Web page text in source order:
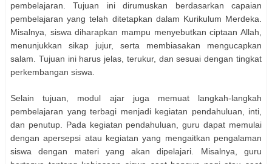
pembelajaran. Tujuan ini dirumuskan berdasarkan capaian
pembelajaran yang telah ditetapkan dalam Kurikulum Merdeka.
Misalnya, siswa diharapkan mampu menyebutkan ciptaan Allah,
menunjukkan sikap jujur, serta membiasakan mengucapkan
salam. Tujuan ini harus jelas, terukur, dan sesuai dengan tingkat
perkembangan siswa.
Selain tujuan, modul ajar juga memuat langkah-langkah
pembelajaran yang terbagi menjadi kegiatan pendahuluan, inti,
dan penutup. Pada kegiatan pendahuluan, guru dapat memulai
dengan apersepsi atau kegiatan yang mengaitkan pengalaman
siswa dengan materi yang akan dipelajari. Misalnya, guru